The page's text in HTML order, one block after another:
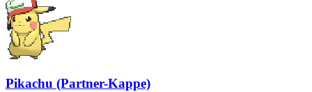
Pikachu (Partner-Kappe)